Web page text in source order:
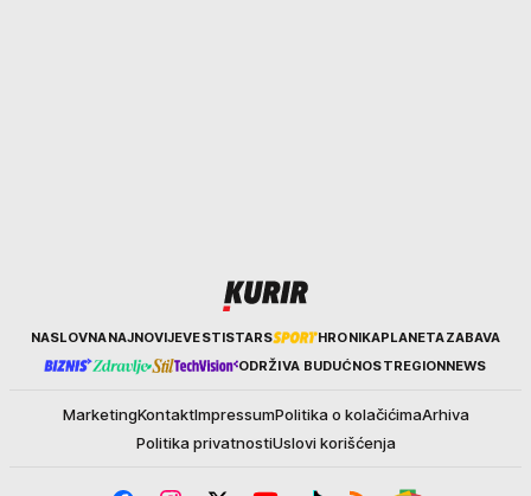
KurirNASLOVNANAJNOVIJEVESTISTARS HRONIKAPLANETAZABAVA
ODRŽIVA BUDUĆNOSTREGIONNEWS
MarketingKontaktImpressumPolitika o kolačićimaArhiva
Politika privatnostiUslovi korišćenja